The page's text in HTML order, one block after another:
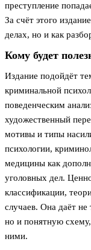
преступление
За счёт этого
делах, но и как
Кому будет
Издание подойдёт
криминальной
поведенческим
художественный
мотивы и типы
психологии,
медицины как
уголовных дел.
классификации,
случаев. Она даёт не
но и понятную
ними.